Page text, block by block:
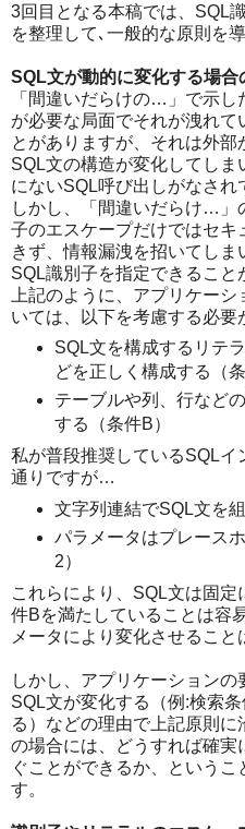
3回目となる本稿では、SQL
を整理して､一般的な原則を
SQL文が動的に変化する場
「間違いだらけの…」で示
が必要な局面でそれが洩れて
とがありますが、それは外部
SQL文の構造が変化してし
にないSQL呼び出しがなされ
しかし、「間違いだらけ…」
子のエスケープだけではセ
きず、情報漏洩を招いてし
SQL識別子を指定できること
上記のように、アプリケー
いては、以下を考慮する必要
SQL文を構成するリテ
どを正しく構成する（条
テーブルや列、行など
する（条件B）
私が普段推奨しているSQL
通りですが…
文字列連結でSQL文を
パラメータはプレース
2）
これらにより、SQL文は固
件Bを満たしていることは容
メータにより変化させること
しかし、アプリケーション
SQL文が変化する（例:検索
る）などの理由で上記原則
の場合には、どうすれば確
ぐことができるか、という
す。